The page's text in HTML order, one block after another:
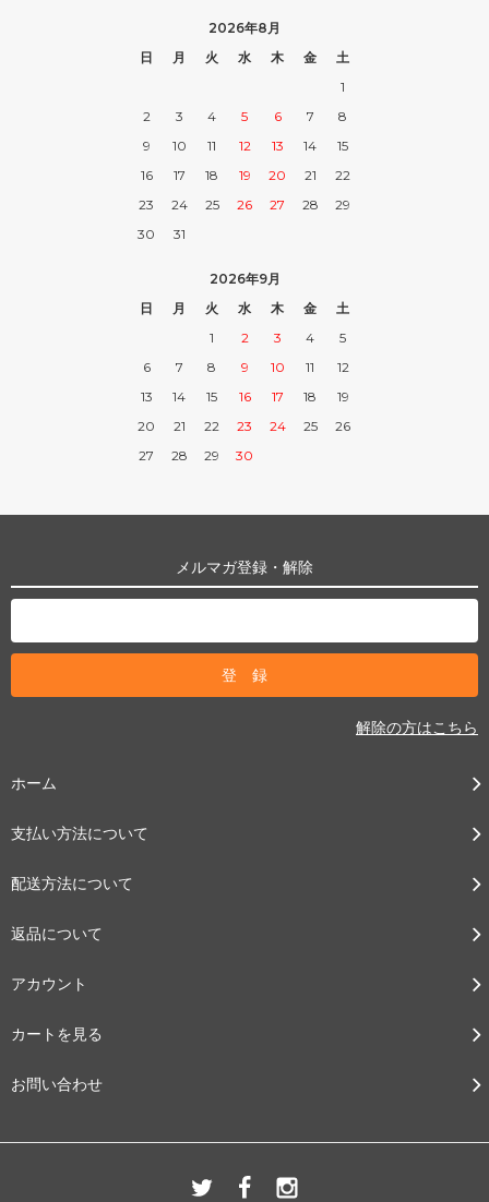
2026年8月
日
月 火 水 木 金
土
1
2
3 4 5 6 7
8
9
10 11 12 13 14
15
16
17 18 19 20 21
22
23
24 25 26 27 28
29
30
31
2026年9月
日
月 火 水 木 金
土
1
2 3 4
5
6
7 8 9 10 11
12
13
14 15 16 17 18
19
20
21 22 23 24 25
26
27
28 29 30
メルマガ登録・解除
解除の方はこちら
ホーム
支払い方法について
配送方法について
返品について
アカウント
カートを見る
お問い合わせ